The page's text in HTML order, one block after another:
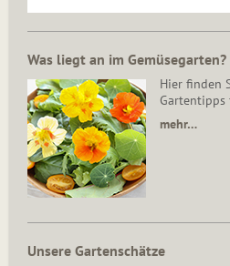
Was liegt an im Gemüsegarten?
Hier finden
Gartentipps
mehr…
Unsere Gartenschätze